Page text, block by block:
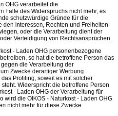
OHG verarbeitet die
Falle des Widerspruchs nicht mehr, es
schutzwürdige Gründe für die
den Interessen, Rechten und Freiheiten
oder die Verarbeitung dient der
Verteidigung von Rechtsansprüchen.
- Laden OHG personenbezogene
so hat die betroffene Person das
die Verarbeitung der
Zwecke derartiger Werbung
Profiling, soweit es mit solcher
Widerspricht die betroffene Person
- Laden OHG der Verarbeitung für
wird die OIKOS - Naturkost - Laden OHG
nicht mehr für diese Zwecke